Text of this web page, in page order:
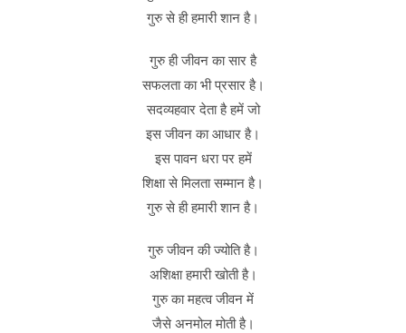
गुरु से ही हमारी शान है।
गुरु ही जीवन का सार है
सफलता का भी प्रसार है।
सदव्यहवार देता है हमें जो
इस जीवन का आधार है।
इस पावन धरा पर हमें
शिक्षा से मिलता सम्मान है।
गुरु से ही हमारी शान है।
गुरु जीवन की ज्योति है।
अशिक्षा हमारी खोती है।
गुरु का महत्व जीवन में
जैसे अनमोल मोती है।